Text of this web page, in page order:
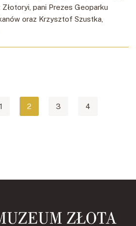
pani Prezes Geoparku
oraz Krzysztof Szustka,
1 2 3 4